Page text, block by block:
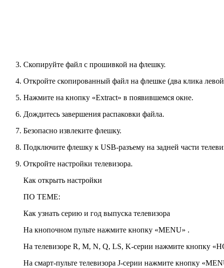
Скопируйте файл с прошивкой на флешку.
Откройте скопированный файл на флешке (два клика
Нажмите на кнопку «Extract» в появившемся окне.
Дождитесь завершения распаковки файла.
Безопасно извлеките флешку.
Подключите флешку к USB-разъему на задней части
Откройте настройки телевизора.
Как открыть настройки
ПО ТЕМЕ:
Как узнать серию и год выпуска телевизора
На кнопочном пульте нажмите кнопку «MENU» .
На телевизоре R, M, N, Q, LS, K-серии нажмите кнопку
На смарт-пульте телевизора J-серии нажмите кнопку